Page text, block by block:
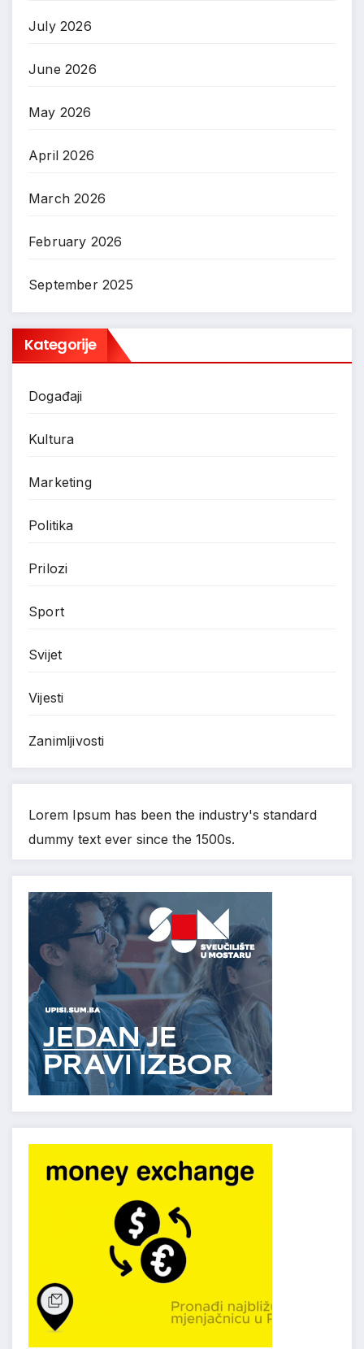
July 2026
June 2026
May 2026
April 2026
March 2026
February 2026
September 2025
Kategorije
Događaji
Kultura
Marketing
Politika
Prilozi
Sport
Svijet
Vijesti
Zanimljivosti
Lorem Ipsum has been the industry's standard
dummy text ever since the 1500s.